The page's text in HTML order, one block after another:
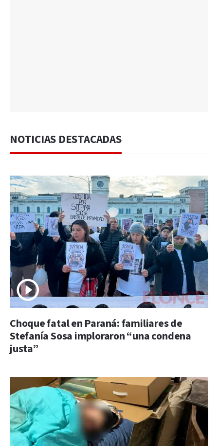
NOTICIAS DESTACADAS
Choque fatal en Paraná: familiares de
Stefanía Sosa imploraron “una condena
justa”